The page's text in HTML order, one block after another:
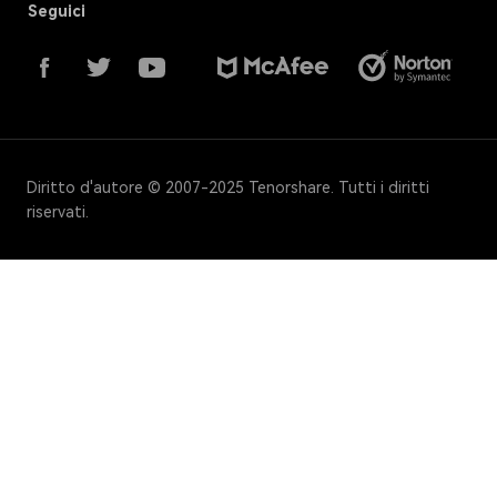
Seguici
Diritto d'autore © 2007-2025 Tenorshare. Tutti i diritti
riservati.